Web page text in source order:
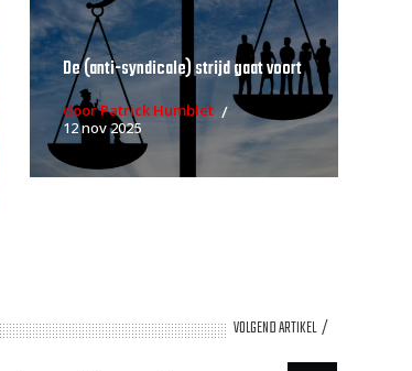
De (anti-syndicale) strijd gaat voort
door Patrick Humblet
12 nov 2025
VOLGEND ARTIKEL